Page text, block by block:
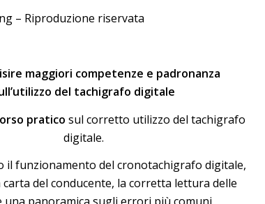
– Riproduzione riservata
maggiori competenze e padronanza
del tachigrafo digitale
pratico sul corretto utilizzo del tachigrafo
digitale.
il funzionamento del cronotachigrafo digitale,
carta del conducente, la corretta lettura delle